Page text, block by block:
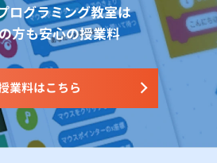
ログラミング教室は
方も安心の授業料
業料はこちら